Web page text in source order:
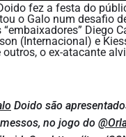
fez a festa do
o Galo num desafio
Diego
(Internacional) e
outros, o ex-atacante
Doido são
no jogo do